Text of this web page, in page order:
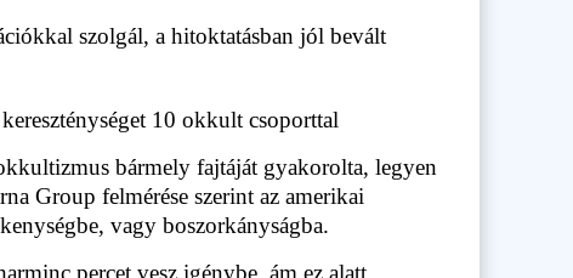
szolgál, a hitoktatásban jól bevált
10 okkult csoporttal
bármely fajtáját gyakorolta, legyen
Group felmérése szerint az amerikai
vagy boszorkányságba.
percet vesz igénybe, ám ez alatt